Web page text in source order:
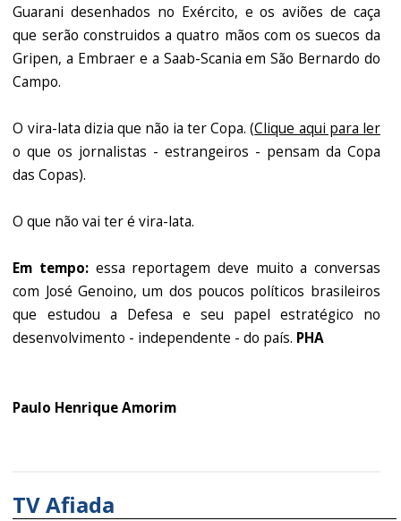
Guarani desenhados no Exército, e os aviões de caça
que serão construidos a quatro mãos com os suecos da
Gripen, a Embraer e a Saab-Scania em São Bernardo do
Campo.
O vira-lata dizia que não ia ter Copa. (Clique aqui para ler
o que os jornalistas - estrangeiros - pensam da Copa
das Copas).
O que não vai ter é vira-lata.
Em tempo: essa reportagem deve muito a conversas
com José Genoino, um dos poucos políticos brasileiros
que estudou a Defesa e seu papel estratégico no
desenvolvimento - independente - do país. PHA
Paulo Henrique Amorim
TV Afiada